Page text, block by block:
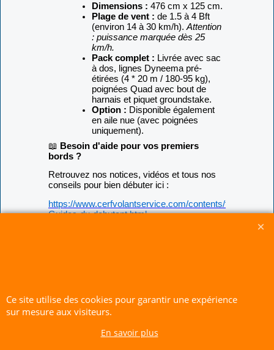
Dimensions : 476 cm x 125 cm.
Plage de vent : de 1.5 à 4 Bft
(environ 14 à 30 km/h). Attention
: puissance marquée dès 25
km/h.
Pack complet : Livrée avec sac
à dos, lignes Dyneema pré-
étirées (4 * 20m / 180-95 kg),
poignées Quad avec bout de
harnais et piquet groundstake.
Option : Disponible également
en aile nue (avec poignées
uniquement).
📖 Besoin d'aide pour vos premiers
bords ?
Retrouvez nos notices, vidéos et tous nos
conseils pour bien débuter ici :
https://www.cerfvolantservice.com/contents/fr/
Guides-du-debutant.html
CERF-VOLANT SERVICE 53 rue de Thubeauville 62650 Parenty. France
Vente directe auprès de notre local uniquement sur rendez-vous
Ce site utilise des cookies pour garantir une expérience
sur mesure aux visiteurs.
En savoir plus